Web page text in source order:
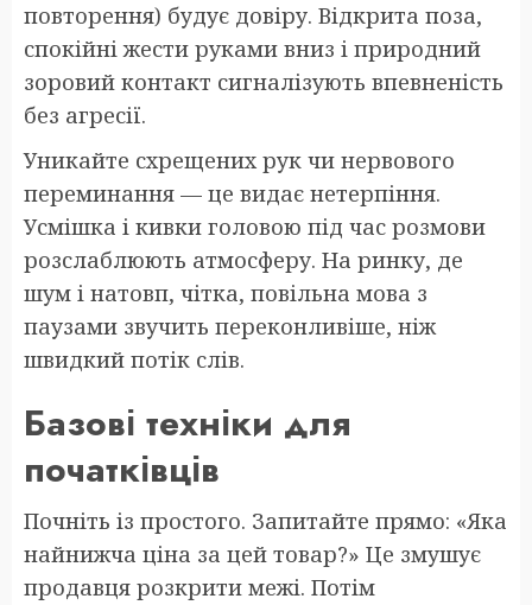
повторення) будує довіру. Відкрита поза,
спокійні жести руками вниз і природний
зоровий контакт сигналізують впевненість
без агресії.
Уникайте схрещених рук чи нервового
переминання — це видає нетерпіння.
Усмішка і кивки головою під час розмови
розслаблюють атмосферу. На ринку, де
шум і натовп, чітка, повільна мова з
паузами звучить переконливіше, ніж
швидкий потік слів.
Базові техніки для
початківців
Почніть із простого. Запитайте прямо: «Яка
найнижча ціна за цей товар?» Це змушує
продавця розкрити межі. Потім